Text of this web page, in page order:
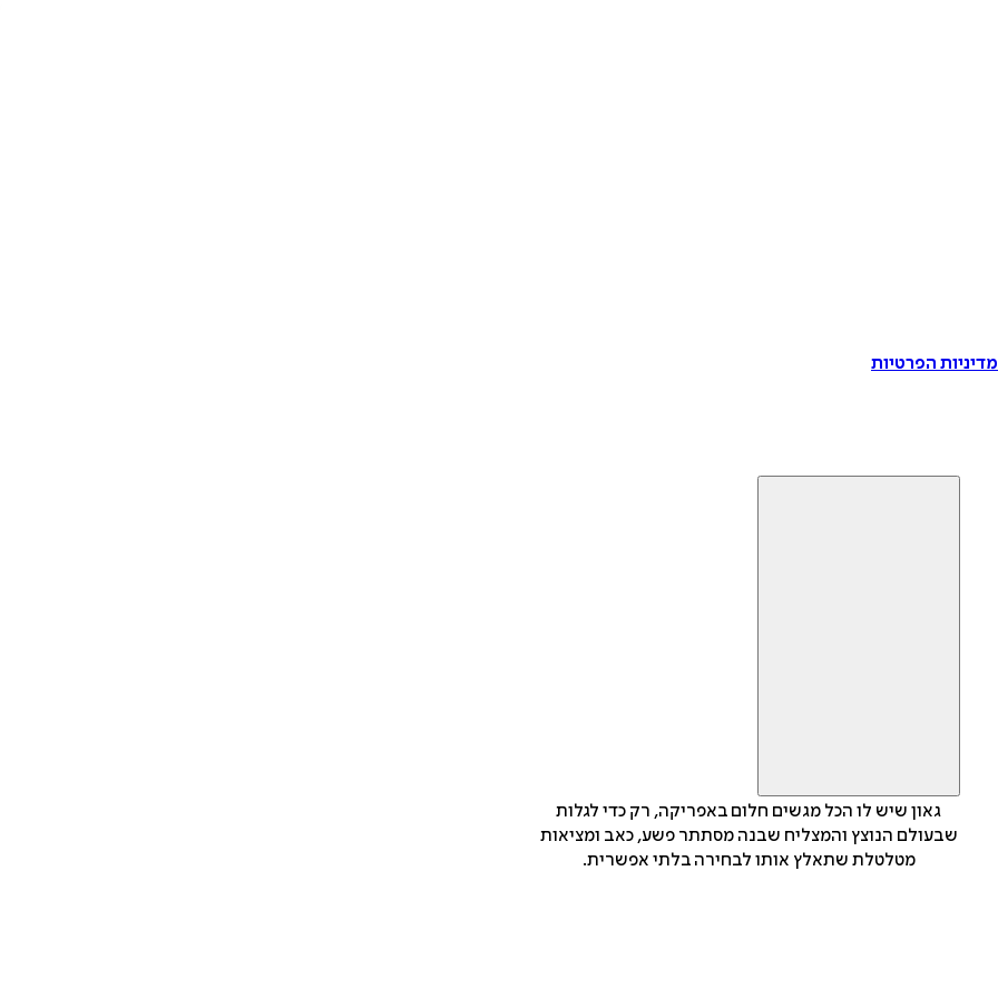
הפרטיות
גאון שיש לו הכל מגשים חלום באפריקה, רק כדי לגלות
שבעולם הנוצץ והמצליח שבנה מסתתר פשע, כאב ומציאות
מטלטלת שתאלץ אותו לבחירה בלתי אפשרית.